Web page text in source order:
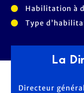
Habilitation à
Type
La
Directeur